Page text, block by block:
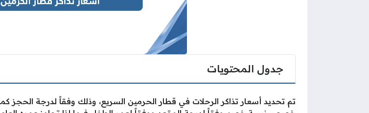
جدول المحتويات
تم تحديد أسعار تذاكر الرحلات في قطار الحرمين السريع، وذلك وفقاً لدرجة الحجز